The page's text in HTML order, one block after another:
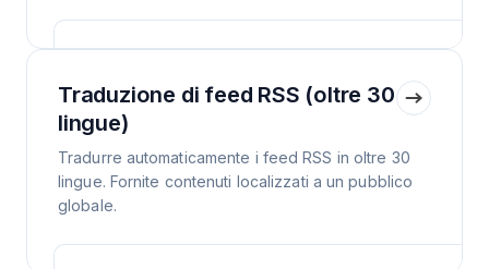
Traduzione di feed RSS (oltre 30
lingue)
Tradurre automaticamente i feed RSS in oltre 30
lingue. Fornite contenuti localizzati a un pubblico
globale.